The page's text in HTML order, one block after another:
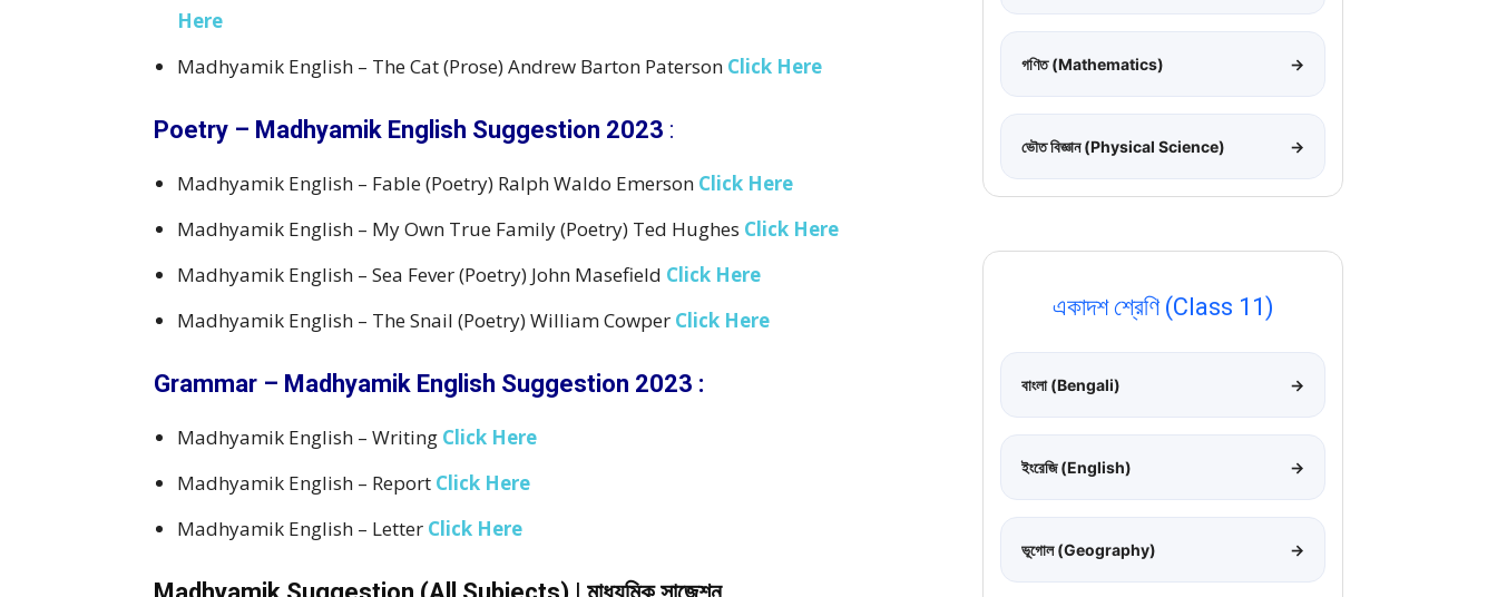
Here
Madhyamik English – The Cat (Prose) Andrew Barton Paterson Click Here
Poetry – Madhyamik English Suggestion 2023 :
Madhyamik English – Fable (Poetry) Ralph Waldo Emerson Click Here
Madhyamik English – My Own True Family (Poetry) Ted Hughes Click Here
Madhyamik English – Sea Fever (Poetry) John Masefield Click Here
Madhyamik English – The Snail (Poetry) William Cowper Click Here
Grammar – Madhyamik English Suggestion 2023 :
Madhyamik English – Writing Click Here
Madhyamik English – Report Click Here
Madhyamik English – Letter Click Here
গণিত (Mathematics) →
ভৌত বিজ্ঞান (Physical Science) →
একাদশ শ্রেণি (Class 11)
বাংলা (Bengali) →
ইংরেজি (English) →
ভূগোল (Geography) →